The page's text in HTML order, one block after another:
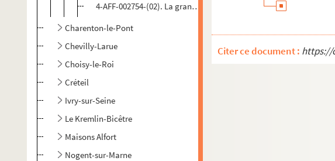
4-AFF-002754-(02). La grand'route
Charenton-le-Pont
Chevilly-Larue
Choisy-le-Roi
Créteil
Ivry-sur-Seine
Le Kremlin-Bicêtre
Maisons Alfort
Nogent-sur-Marne
Citer ce document : https://